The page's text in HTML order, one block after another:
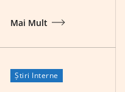
Mai Mult
Știri Interne